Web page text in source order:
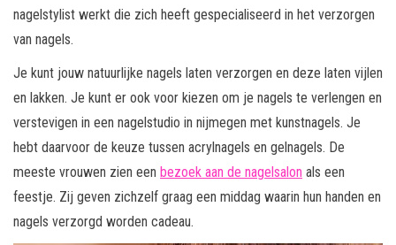
nagelstylist werkt die zich heeft gespecialiseerd in het verzorgen
van nagels.
Je kunt jouw natuurlijke nagels laten verzorgen en deze laten vijlen
en lakken. Je kunt er ook voor kiezen om je nagels te verlengen en
verstevigen in een nagelstudio in nijmegen met kunstnagels. Je
hebt daarvoor de keuze tussen acrylnagels en gelnagels. De
meeste vrouwen zien een bezoek aan de nagelsalon als een
feestje. Zij geven zichzelf graag een middag waarin hun handen en
nagels verzorgd worden cadeau.